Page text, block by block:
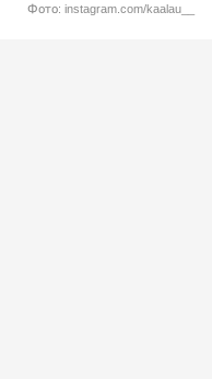
Фото: instagram.com/kaalau__